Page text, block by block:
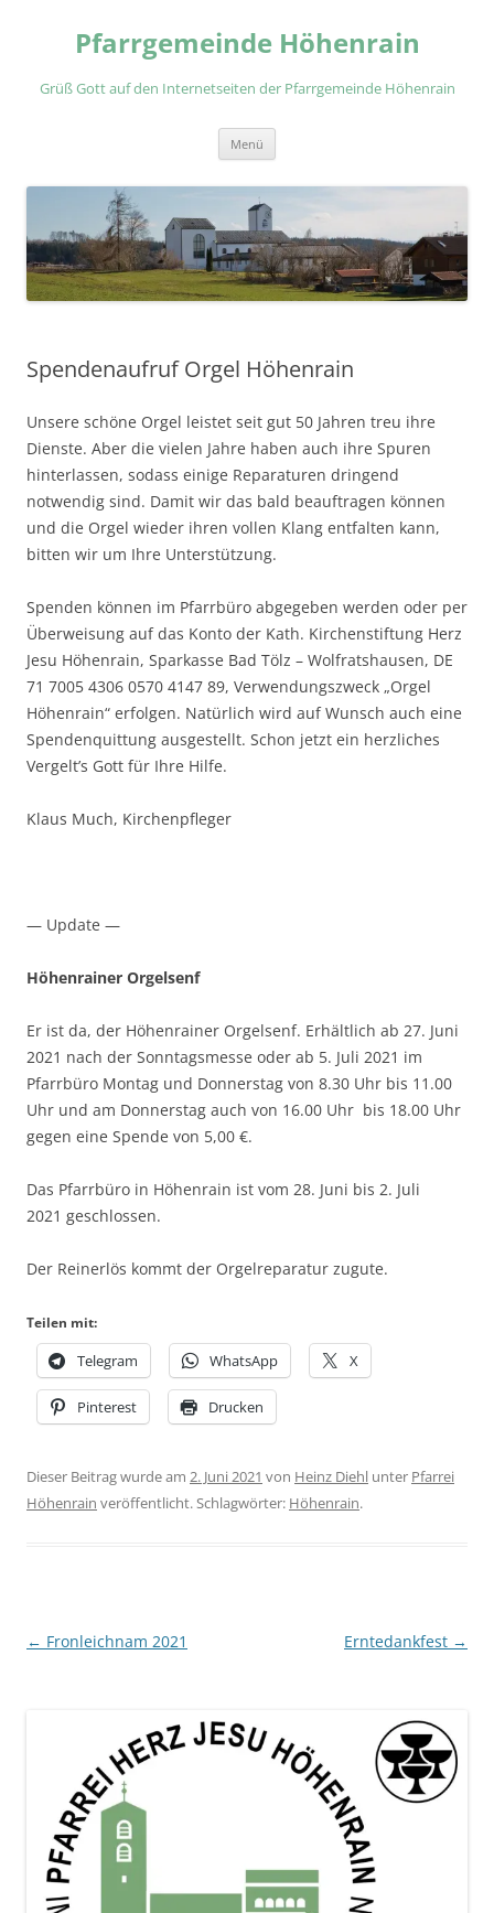
springenPfarrgemeinde Höhenrain
Grüß Gott auf den Internetseiten der Pfarrgemeinde Höhenrain
Menü
Spendenaufruf Orgel Höhenrain
Unsere schöne Orgel leistet seit gut 50 Jahren treu ihre
Dienste. Aber die vielen Jahre haben auch ihre Spuren
hinterlassen, sodass einige Reparaturen dringend
notwendig sind. Damit wir das bald beauftragen können
und die Orgel wieder ihren vollen Klang entfalten kann,
bitten wir um Ihre Unterstützung.
Spenden können im Pfarrbüro abgegeben werden oder per
Überweisung auf das Konto der Kath. Kirchenstiftung Herz
Jesu Höhenrain, Sparkasse Bad Tölz – Wolfratshausen, DE
71 7005 4306 0570 4147 89, Verwendungszweck „Orgel
Höhenrain“ erfolgen. Natürlich wird auf Wunsch auch eine
Spendenquittung ausgestellt. Schon jetzt ein herzliches
Vergelt’s Gott für Ihre Hilfe.
Klaus Much, Kirchenpfleger
— Update —
Höhenrainer Orgelsenf
Er ist da, der Höhenrainer Orgelsenf. Erhältlich ab 27. Juni
2021 nach der Sonntagsmesse oder ab 5. Juli 2021 im
Pfarrbüro Montag und Donnerstag von 8.30 Uhr bis 11.00
Uhr und am Donnerstag auch von 16.00 Uhr bis 18.00 Uhr
gegen eine Spende von 5,00 €.
Das Pfarrbüro in Höhenrain ist vom 28. Juni bis 2. Juli
2021 geschlossen.
Der Reinerlös kommt der Orgelreparatur zugute.
Teilen mit:
Telegram WhatsApp X
Pinterest Drucken
Dieser Beitrag wurde am 2. Juni 2021 von Heinz Diehl unter Pfarrei
Höhenrain veröffentlicht. Schlagwörter: Höhenrain.
Beitragsnavigation
← Fronleichnam 2021 Erntedankfest →